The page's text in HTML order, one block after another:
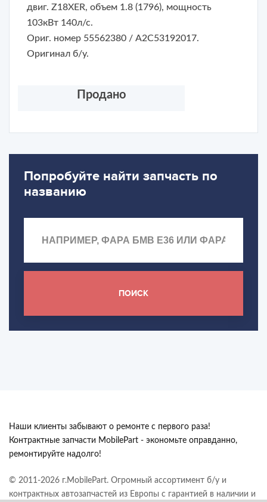
двиг. Z18XER, объем 1.8 (1796), мощность
103кВт 140л/с.
Ориг. номер 55562380 / A2C53192017.
Оригинал б/у.
Продано
Попробуйте найти запчасть по
названию
ПОИСК
Наши клиенты забывают о ремонте с первого раза!
Контрактные запчасти MobilePart - экономьте оправданно,
ремонтируйте надолго!
© 2011-2026 г.MobilePart. Огромный ассортимент б/у и
контрактных автозапчастей из Европы с гарантией в наличии и